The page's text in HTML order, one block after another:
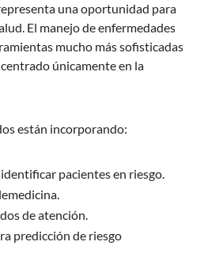
una oportunidad para
El manejo de enfermedades
mucho más sofisticadas
únicamente en la
están incorporando:
pacientes en riesgo.
de atención.
predicción de riesgo